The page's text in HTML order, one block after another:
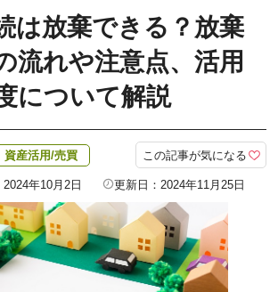
は放棄できる？放棄
流れや注意点、活用
について解説
資産活用/売買 この記事が気になる
年10月2日 更新日：2024年11月25日